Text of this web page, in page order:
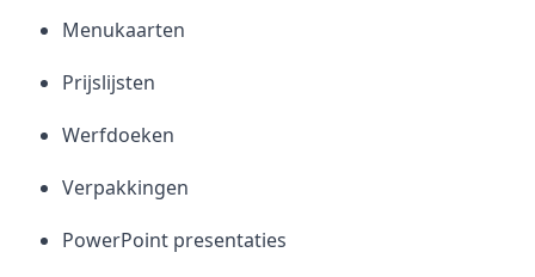
Menukaarten
Prijslijsten
Werfdoeken
Verpakkingen
PowerPoint presentaties